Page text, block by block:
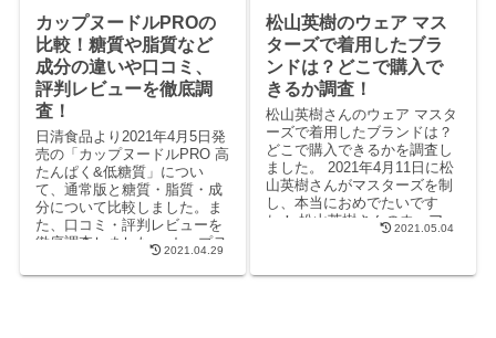
カップヌードルPROの
比較！糖質や脂質など
成分の違いや口コミ、
評判レビューを徹底調
査！
日清食品より2021年4月5日発
売の「カップヌードルPRO 高
たんぱく&低糖質」につい
て、通常版と糖質・脂質・成
分について比較しました。ま
た、口コミ・評判レビューを
徹底調査しました。 カップヌ
ードルPROは通常版と比較す
ると、糖質が50％OFF、たん
2021.04.29
松山英樹のウェア マス
ターズで着用したブラ
ンドは？どこで購入で
きるか調査！
松山英樹さんのウェア マスタ
ーズで着用したブランドは？
どこで購入できるかを調査し
ました。 2021年4月11日に松
山英樹さんがマスターズを制
し、本当におめでたいです
ね！ 松山英樹さんのウェア
マスターズで着用していたブ
2021.05.04